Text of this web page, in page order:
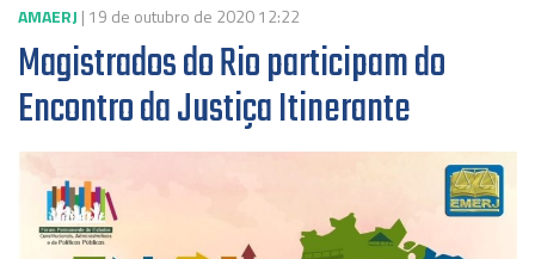
AMAERJ | 19 de outubro de 2020 12:22
Magistrados do Rio participam do
Encontro da Justiça Itinerante